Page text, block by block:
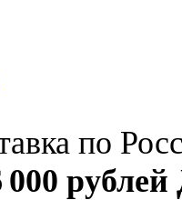
по
000 рублей